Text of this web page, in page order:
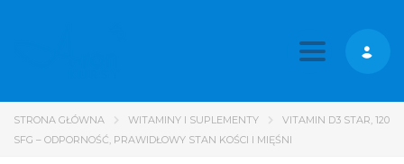
Toggle
STRONA GŁÓWNA WITAMINY I SUPLEMENTY
VITAMIN D3 STAR, 120
SFG – ODPORNOŚĆ, PRAWIDŁOWY STAN KOŚCI I MIĘŚNI